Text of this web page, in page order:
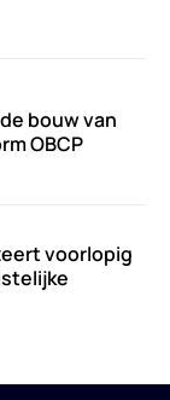
bouw van
OBCP
voorlopig